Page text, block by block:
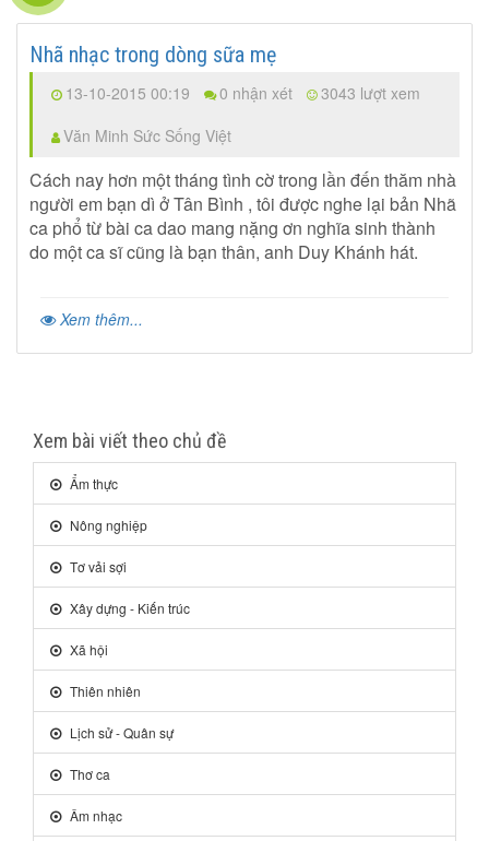
Nhã nhạc trong dòng sữa mẹ
13-10-2015 00:19 0 nhận xét
3043 lượt xem
Văn Minh Sức Sống Việt
Cách nay hơn một tháng tình cờ trong lần đến thăm nhà
người em bạn dì ở Tân Bình , tôi được nghe lại bản Nhã
ca phổ từ bài ca dao mang nặng ơn nghĩa sinh thành
do một ca sĩ cũng là bạn thân, anh Duy Khánh hát.
Xem thêm...
Xem bài viết theo chủ đề
Ẩm thực
Nông nghiệp
Tơ vải sợi
Xây dựng - Kiến trúc
Xã hội
Thiên nhiên
Lịch sử - Quân sự
Thơ ca
Âm nhạc